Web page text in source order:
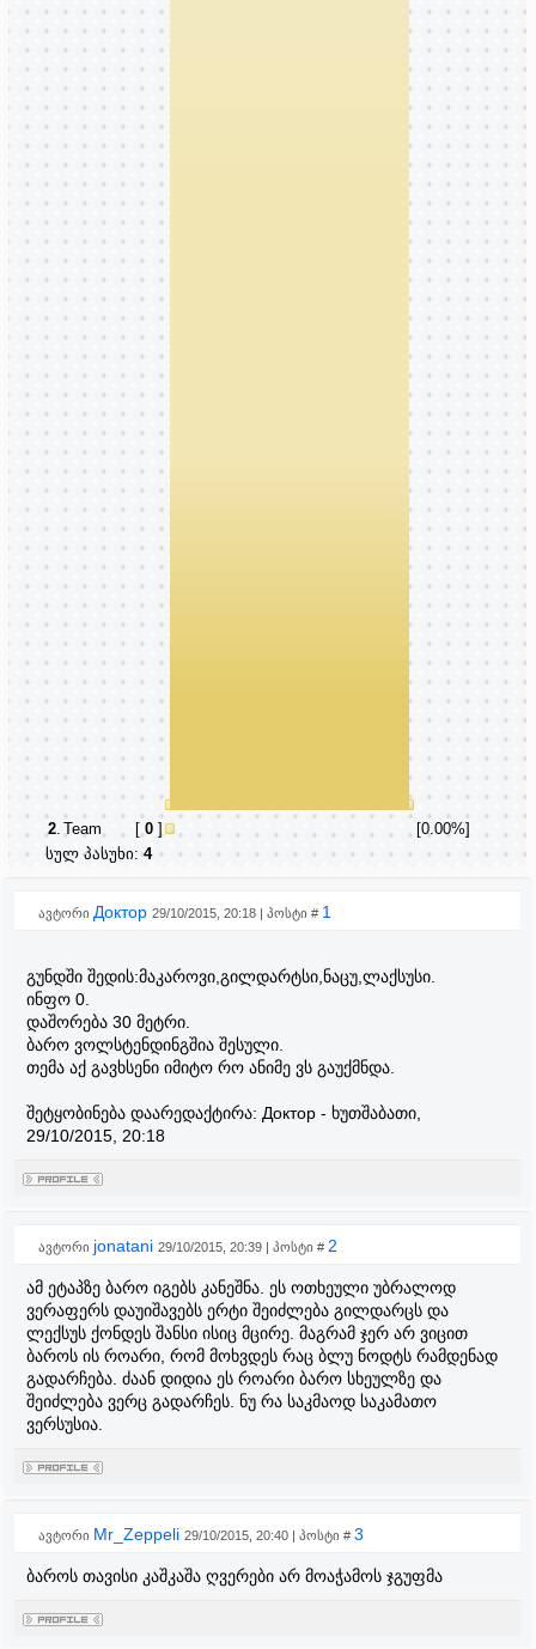
2. Team [0 ]
[0.00%]
სულ პასუხი:4
ავტორი Доктор 29/10/2015, 20:18 | პოსტი # 1
გუნდში შედის:მაკაროვი,გილდარტსი,ნაცუ,ლაქსუსი.
ინფო 0.
დაშორება 30 მეტრი.
ბარო ვოლსტენდინგშია შესული.
თემა აქ გავხსენი იმიტო რო ანიმე ვს გაუქმნდა.
შეტყობინება დაარედაქტირა: Доктор - ხუთშაბათი,
29/10/2015, 20:18
ავტორი jonatani 29/10/2015, 20:39 | პოსტი # 2
ამ ეტაპზე ბარო იგებს კანეშნა. ეს ოთხეული უბრალოდ
ვერაფერს დაუიშავებს ერტი შეიძლება გილდარცს და
ლექსუს ქონდეს შანსი ისიც მცირე. მაგრამ ჯერ არ ვიცით
ბაროს ის როარი, რომ მოხვდეს რაც ბლუ ნოდტს რამდენად
გადარჩება. ძაან დიდია ეს როარი ბარო სხეულზე და
შეიძლება ვერც გადარჩეს. ნუ რა საკმაოდ საკამათო
ვერსუსია.
ავტორი Mr_Zeppeli 29/10/2015, 20:40 | პოსტი # 3
ბაროს თავისი კაშკაშა ღვერები არ მოაჭამოს ჯგუფმა